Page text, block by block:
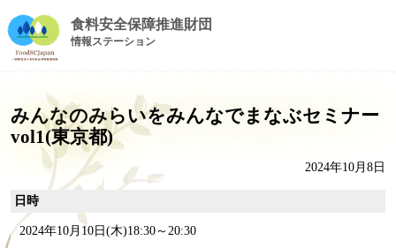
食料安全保障推進財団
情報ステーション
みんなのみらいをみんなでまなぶセミナー
vol1(東京都)
2024年10月8日
日時
2024年10月10日(木)18:30～20:30